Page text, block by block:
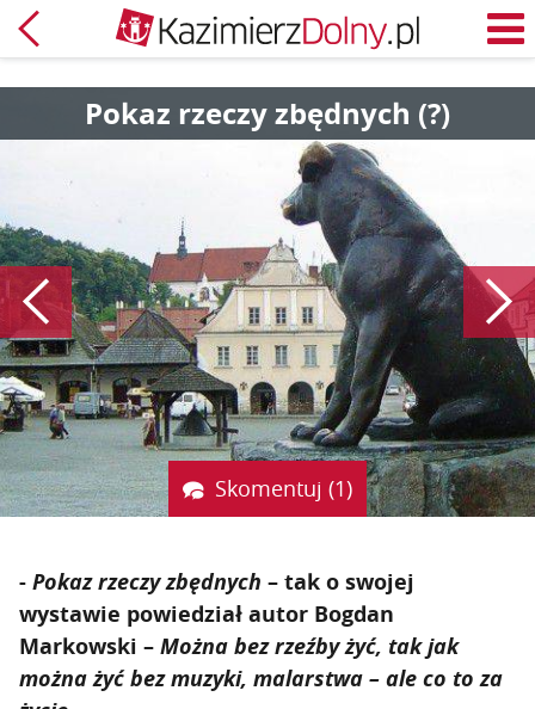
Powrót
Pokaz rzeczy zbędnych (?)
Poprzedni
Skomentuj (1)
- Pokaz rzeczy zbędnych – tak o swojej
wystawie powiedział autor Bogdan
Markowski – Można bez rzeźby żyć, tak jak
można żyć bez muzyki, malarstwa – ale co to za